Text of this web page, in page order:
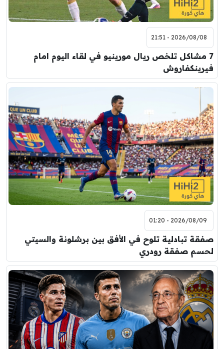
2026/08/08 - 21:51
7 مشاكل تلخص ريال مورينيو في لقاء اليوم امام
فيرينكفاروش
2026/08/09 - 01:20
صفقة تبادلية تلوح في الأفق بين برشلونة والسيتي
لحسم صفقة رودري